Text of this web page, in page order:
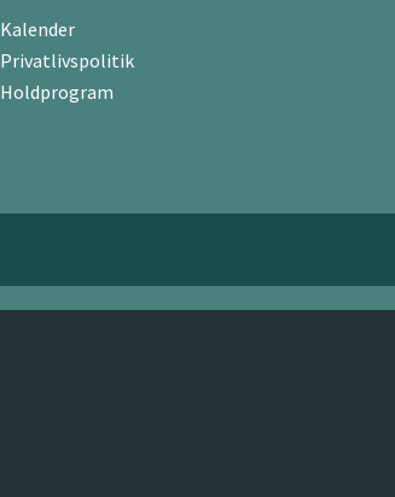
Kalender
Privatlivspolitik
Holdprogram